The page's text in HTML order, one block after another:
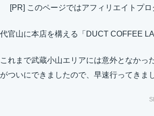
[PR] このページではアフィリエイトプ
代官山に本店を構える「DUCT COFFEE
これまで武蔵小山エリアには意外となかっ
がついにできましたので、早速行ってきま